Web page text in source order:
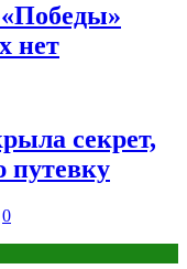
нет
секрет,
путевку
0